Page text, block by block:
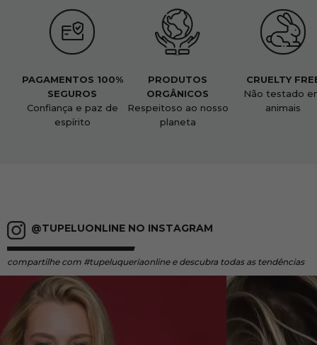
PAGAMENTOS 100%
SEGUROS
Confiança e paz de
espírito
PRODUTOS
ORGÂNICOS
Respeitoso ao nosso
planeta
CRUELTY
Não testado
animais
@TUPELUONLINE NO INSTAGRAM
compartilhe com #tupeluqueriaonline e descubra todas as tendências